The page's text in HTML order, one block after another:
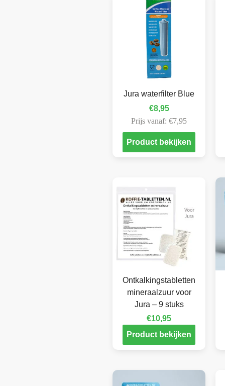
Jura waterfilter Blue
€8,95
Prijs vanaf: €7,95
Product bekijken
Ontkalkingstabletten
mineraalzuur voor
Jura – 9 stuks
€10,95
Product bekijken